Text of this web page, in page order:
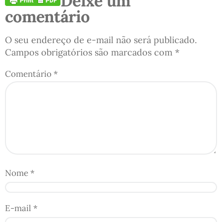
comentário
O seu endereço de e-mail não será publicado.
Campos obrigatórios são marcados com *
Comentário*
Nome*
E-mail *